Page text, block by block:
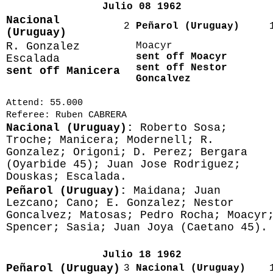
Julio 08 1962
Nacional
(Uruguay)
2 Peñarol (Uruguay)
R. Gonzalez
Escalada
sent off Manicera
Moacyr
sent off Moacyr
sent off Nestor
Goncalvez
Attend: 55.000
Referee: Ruben CABRERA
Nacional (Uruguay): Roberto Sosa;
Troche; Manicera; Modernell; R.
Gonzalez; Origoni; D. Perez; Bergara
(Oyarbide 45); Juan Jose Rodriguez;
Douskas; Escalada.
Peñarol (Uruguay): Maidana; Juan
Lezcano; Cano; E. Gonzalez; Nestor
Goncalvez; Matosas; Pedro Rocha;
Spencer; Sasia; Juan Joya (Caetano 45).
Julio 18 1962
Peñarol (Uruguay) 3 Nacional (Uruguay)